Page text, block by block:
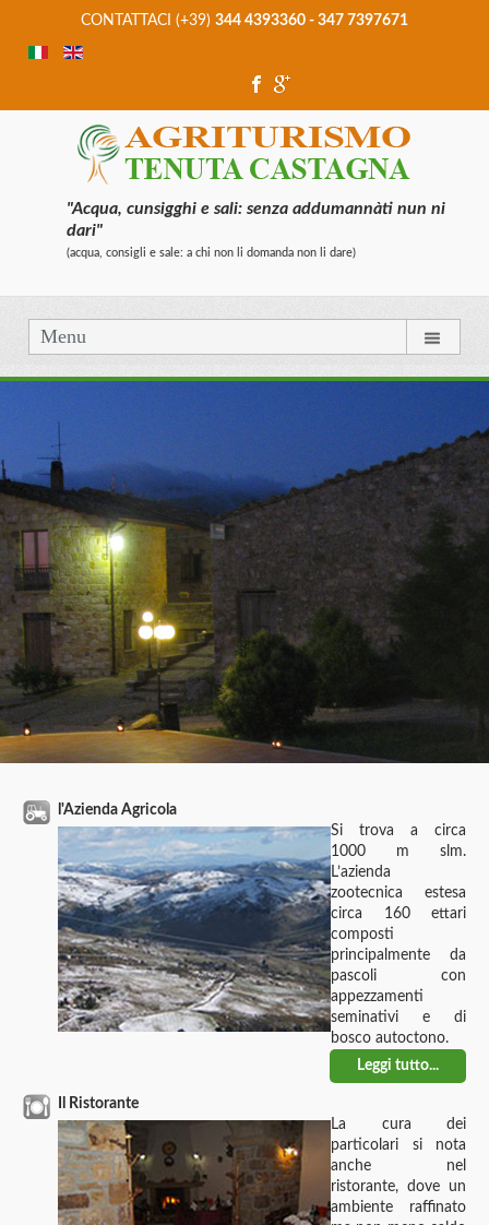
CONTATTACI (+39) 344 4393360 - 347 7397671
"Acqua, cunsigghi e sali: senza addumannàti nun ni
dari"
(acqua, consigli e sale: a chi non li domanda non li dare)
Menu
l'Azienda Agricola
Si trova a circa
1000 m slm.
L’azienda
zootecnica estesa
circa 160 ettari
composti
principalmente da
pascoli con
appezzamenti
seminativi e di
bosco autoctono.
Leggi tutto...
Il Ristorante
La cura dei
particolari si nota
anche nel
ristorante, dove un
ambiente raffinato